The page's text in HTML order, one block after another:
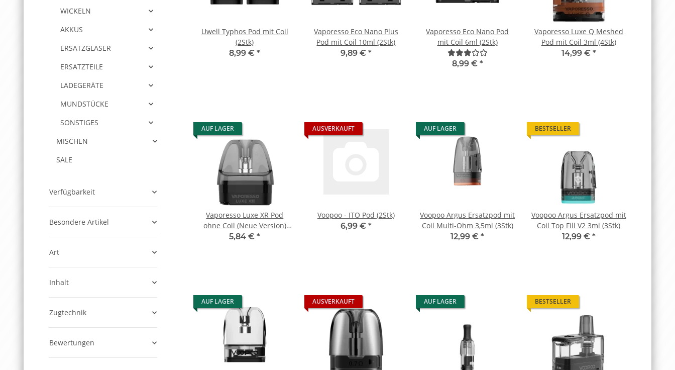
Uwell Typhos Pod mit Coil
(2Stk)
8,99 €*
Vaporesso Eco Nano Plus
Pod mit Coil 10ml (2Stk)
9,89 € *
Vaporesso Eco Nano Pod
mit Coil 6ml (2Stk)
8,99 € *
Vaporesso Luxe Q Meshed
Pod mit Coil 3ml (4Stk)
14,99 € *
AUF LAGER
Vaporesso Luxe XR Pod
ohne Coil (Neue Version)
(2stk)
5,84 €*
AUSVERKAUFT
Voopoo - ITO Pod (2Stk)
6,99 € *
AUF LAGER
Voopoo Argus Ersatzpod mit
Coil Multi-Ohm 3,5ml (3Stk)
12,99 €*
BESTSELLER
Voopoo Argus Ersatzpod mit
Coil Top Fill V2 3ml (3Stk)
12,99 € *
AUF LAGER AUSVERKAUFT AUF LAGER BESTSELLER
WICKELN
AKKUS
ERSATZGLÄSER
ERSATZTEILE
LADEGERÄTE
MUNDSTÜCKE
SONSTIGES
MISCHEN
SALE
Verfügbarkeit
Besondere Artikel
Art
Inhalt
Zugtechnik
Bewertungen